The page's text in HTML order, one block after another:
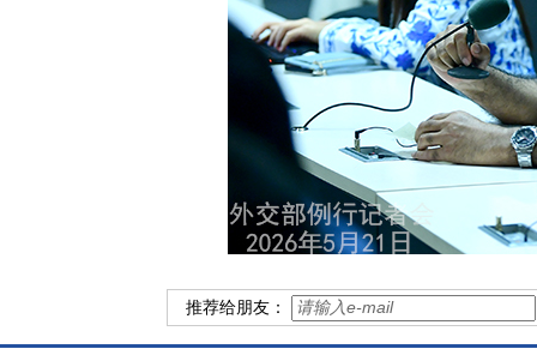
推荐给朋友：